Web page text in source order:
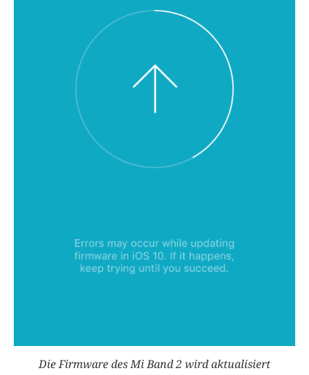
Die Firmware des Mi Band 2 wird aktualisiert